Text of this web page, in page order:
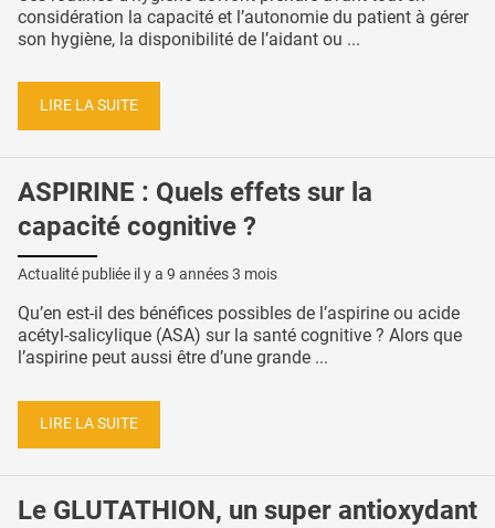
considération la capacité et l’autonomie du patient à gérer
son hygiène, la disponibilité de l’aidant ou ...
LIRE LA SUITE
ASPIRINE : Quels effets sur la
capacité cognitive ?
Actualité publiée il y a 9 années 3 mois
Qu’en est-il des bénéfices possibles de l’aspirine ou acide
acétyl-salicylique (ASA) sur la santé cognitive ? Alors que
l’aspirine peut aussi être d’une grande ...
LIRE LA SUITE
Le GLUTATHION, un super antioxydant